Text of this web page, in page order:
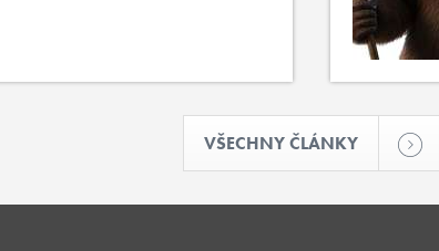
VŠECHNY ČLÁNKY